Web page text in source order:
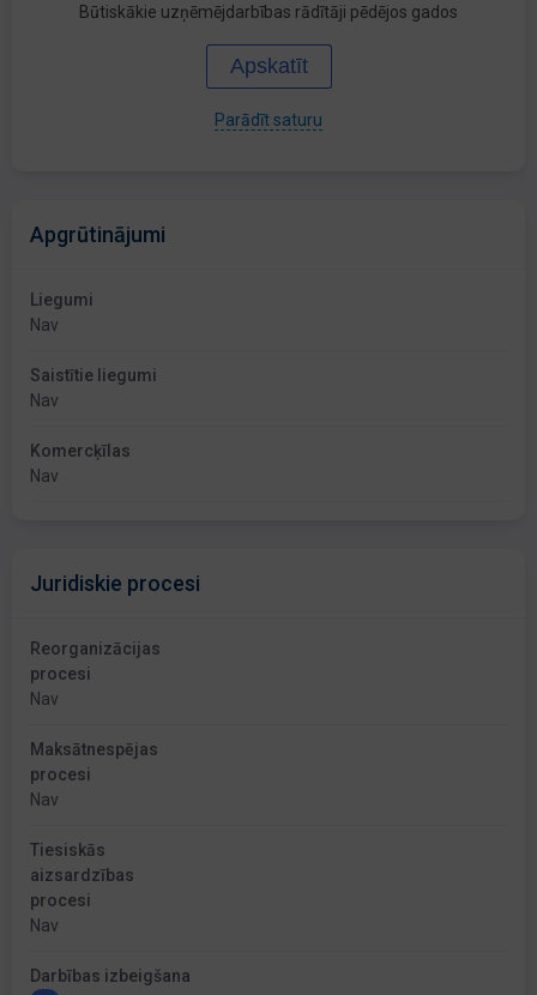
Būtiskākie uzņēmējdarbības rādītāji pēdējos gados
Apskatīt
Parādīt saturu
Apgrūtinājumi
Liegumi
Nav
Saistītie liegumi
Nav
Komercķīlas
Nav
Juridiskie procesi
Reorganizācijas
procesi
Nav
Maksātnespējas
procesi
Nav
Tiesiskās
aizsardzības
procesi
Nav
Darbības izbeigšana